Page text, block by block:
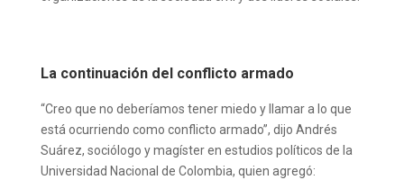
La continuación del conflicto armado
“Creo que no deberíamos tener miedo y llamar a lo que
está ocurriendo como conflicto armado”, dijo Andrés
Suárez, sociólogo y magíster en estudios políticos de la
Universidad Nacional de Colombia, quien agregó: